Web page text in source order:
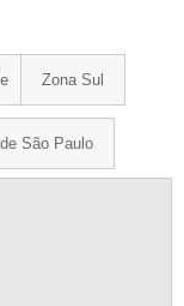
Zona Sul
São Paulo